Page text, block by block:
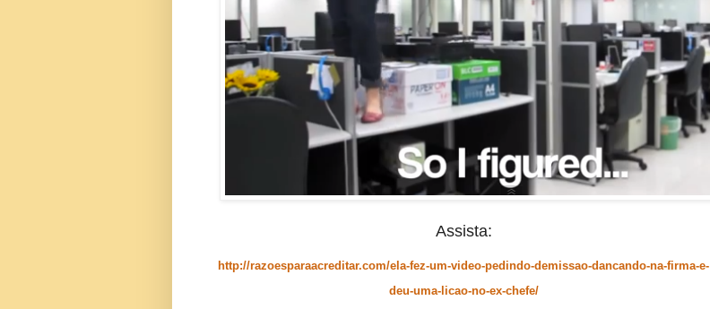
Assista:
http://razoesparaacreditar.com/ela-fez-um-video-pedindo-demissao-dancando-na-firma-e-
deu-uma-licao-no-ex-chefe/